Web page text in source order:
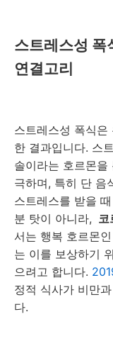
스트레스성 폭
연결고리
스트레스성 폭식
한 결과입니다. 스
솔이라는 호르몬
극하며, 특히 단 음
스트레스를 받을
분 탓이 아니라, 코
서는 행복 호르몬
는 이를 보상하기
으려고 합니다.
정적 식사가 비만
다.